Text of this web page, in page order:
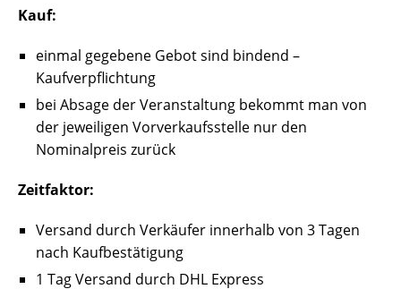
Kauf:
einmal gegebene Gebot sind bindend –
Kaufverpflichtung
bei Absage der Veranstaltung bekommt man von
der jeweiligen Vorverkaufsstelle nur den
Nominalpreis zurück
Zeitfaktor:
Versand durch Verkäufer innerhalb von 3 Tagen
nach Kaufbestätigung
1 Tag Versand durch DHL Express